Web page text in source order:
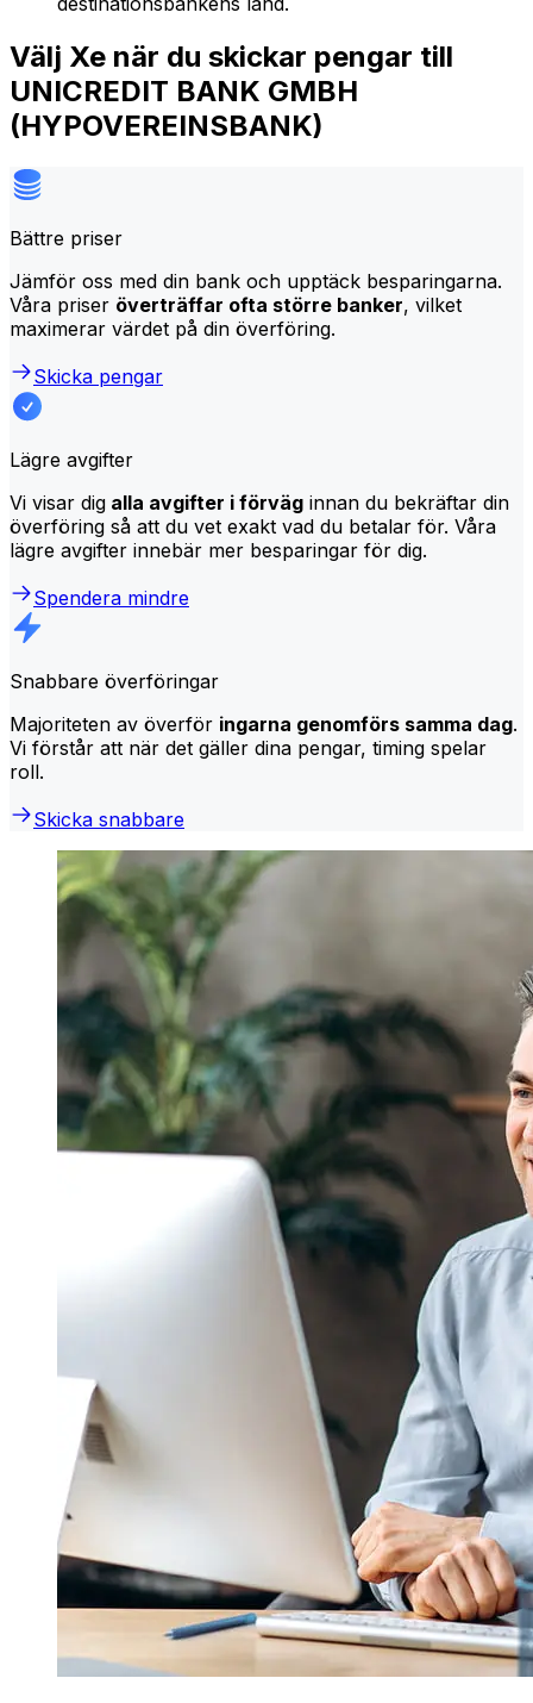
Välj Xe när du skickar pengar till
UNICREDIT BANK GMBH
(HYPOVEREINSBANK)
Bättre priser
Jämför oss med din bank och upptäck besparingarna.
Våra priser överträffar ofta större banker, vilket
maximerar värdet på din överföring.
Skicka pengar
Lägre avgifter
Vi visar dig alla avgifter i förväg innan du bekräftar din
överföring så att du vet exakt vad du betalar för. Våra
lägre avgifter innebär mer besparingar för dig.
Spendera mindre
Snabbare överföringar
Majoriteten av överför ingarna genomförs samma dag.
Vi förstår att när det gäller dina pengar, timing spelar
roll.
Skicka snabbare